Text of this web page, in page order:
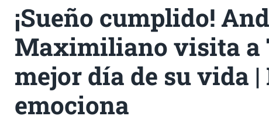
¡Sueño cumplido!
Maximiliano visita a
mejor día de su vida
emociona